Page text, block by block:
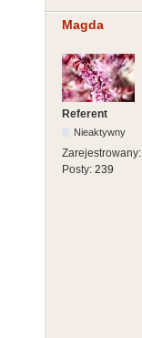
Magda
Referent
Nieaktywny
Zarejestrowany:
Posty: 239